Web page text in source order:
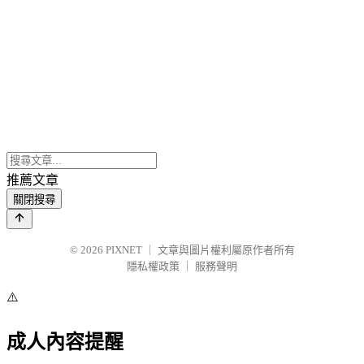
推薦文章
關閉搜尋
© 2026 PIXNET
文章與圖片權利屬原作者所有
隱私權政策
服務聲明
⚠️
成人內容提醒